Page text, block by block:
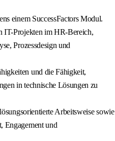
einem SuccessFactors Modul.
IT-Projekten im HR-Bereich,
Prozessdesign und
und die Fähigkeit,
in technische Lösungen zu
Arbeitsweise sowie
Engagement und